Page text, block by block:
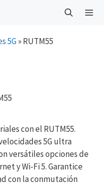
5G»RUTM55
con el RUTM55.
5G ultra
versátiles opciones de
y Wi-Fi 5. Garantice
con la conmutación